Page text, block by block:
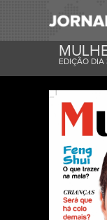
EDIÇÃO DIA
RECEBA